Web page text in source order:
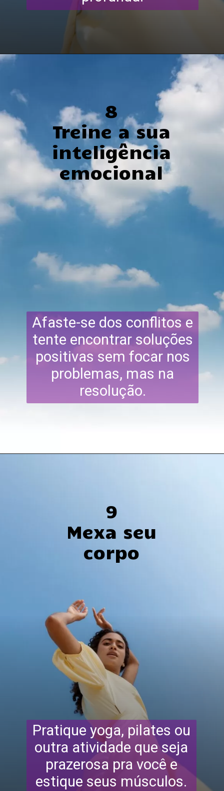
Afaste-se dos conflitos e
tente encontrar soluções
positivas sem focar nos
problemas, mas na
resolução.
8
Treine a sua
inteligência
emocional
Pratique yoga, pilates ou
outra atividade que seja
prazerosa pra você e
estique seus músculos.
9
Mexa seu
corpo